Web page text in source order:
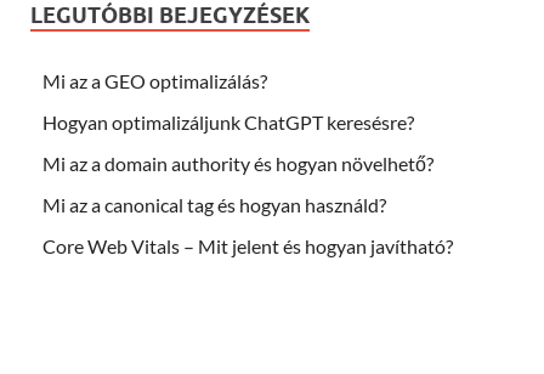
LEGUTÓBBI BEJEGYZÉSEK
Mi az a GEO optimalizálás?
Hogyan optimalizáljunk ChatGPT keresésre?
Mi az a domain authority és hogyan növelhető?
Mi az a canonical tag és hogyan használd?
Core Web Vitals – Mit jelent és hogyan javítható?